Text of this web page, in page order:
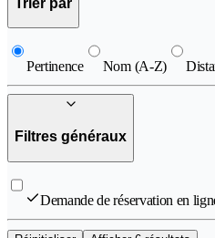
Pertinence Nom (A-Z)
Filtres généraux
Demande de réservation en